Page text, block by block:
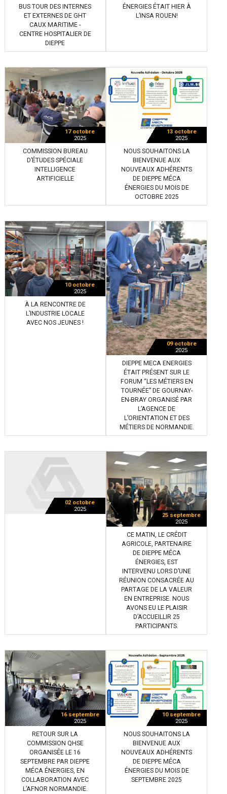
BUS TOUR DES INTERNES
ET EXTERNES DE GHT
CAUX MARITIME -
CENTRE HOSPITALIER DE
DIEPPE
ÉNERGIES ÉTAIT HIER À
L’INSA ROUEN!
17 octobre
2025
COMMISSION BUREAU
D’ÉTUDES SPÉCIALE
INTELLIGENCE
ARTIFICIELLE
13 octobre
2025
NOUS SOUHAITONS LA
BIENVENUE AUX
NOUVEAUX ADHÉRENTS
DE DIEPPE MÉCA
ÉNERGIES DU MOIS DE
OCTOBRE 2025
10 octobre
2025
À LA RENCONTRE DE
L’INDUSTRIE LOCALE
AVEC NOS JEUNES !
09 octobre
2025
DIEPPE MECA ENERGIES
ÉTAIT PRÉSENT SUR LE
FORUM “LES MÉTIERS EN
TOURNÉE” DE GOURNAY-
EN-BRAY ORGANISÉ PAR
L’AGENCE DE
L’ORIENTATION ET DES
MÉTIERS DE NORMANDIE.
02 octobre
2025
25 septembre
2025
CE MATIN, LE CRÉDIT
AGRICOLE, PARTENAIRE
DE DIEPPE MÉCA
ÉNERGIES, EST
INTERVENU LORS D’UNE
RÉUNION CONSACRÉE AU
PARTAGE DE LA VALEUR
EN ENTREPRISE. NOUS
AVONS EU LE PLAISIR
D’ACCUEILLIR 25
PARTICIPANTS.
16 septembre
2025
RETOUR SUR LA
COMMISSION QHSE
ORGANISÉE LE 16
SEPTEMBRE PAR DIEPPE
MÉCA ÉNERGIES, EN
COLLABORATION AVEC
L’AFNOR NORMANDIE.
10 septembre
2025
NOUS SOUHAITONS LA
BIENVENUE AUX
NOUVEAUX ADHÉRENTS
DE DIEPPE MÉCA
ÉNERGIES DU MOIS DE
SEPTEMBRE 2025